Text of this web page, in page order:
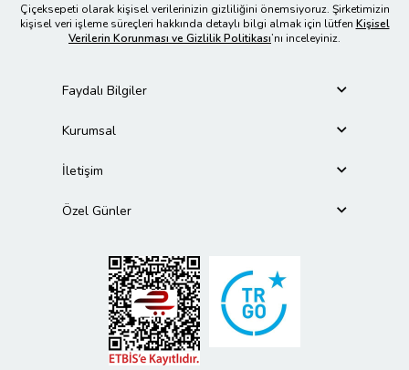
Çiçeksepeti olarak kişisel verilerinizin gizliliğini önemsiyoruz. Şirketimizin
kişisel veri işleme süreçleri hakkında detaylı bilgi almak için lütfen Kişisel
Verilerin Korunması ve Gizlilik Politikası’nı inceleyiniz.
Faydalı Bilgiler
Kurumsal
İletişim
Özel Günler